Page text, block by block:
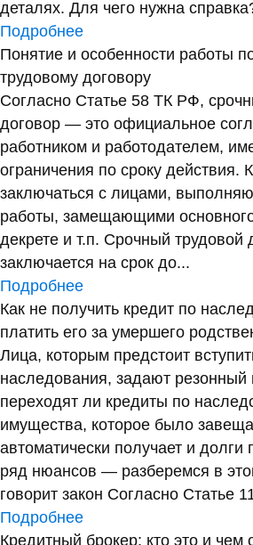
деталях. Для чего нужна
Подробнее
Понятие и особенности работы
трудовому договору
Согласно Статье 58 ТК РФ,
договор — это официальное
работником и работодателем,
ограничения по сроку действия.
заключаться с лицами,
работы, замещающими
декрете и т.п. Срочный трудовой
заключается на срок до...
Подробнее
Как не получить кредит по
платить его за умершего
Лица, которым предстоит
наследования, задают
переходят ли кредиты по
имущества, которое было
автоматически получает и долги
ряд нюансов — разберемся в
говорит закон Согласно Статье
Подробнее
Кредитный брокер: кто это и чем